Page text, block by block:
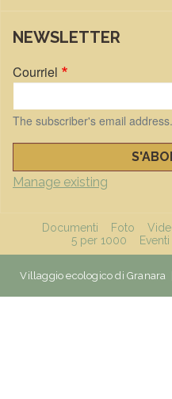
NEWSLETTER
Courriel
The subscriber's email address.
Manage existing
FUNZIONI
Documenti Foto
5 per 1000
Eventi
Villaggio ecologico di Granara |